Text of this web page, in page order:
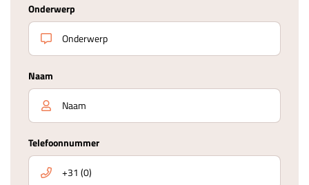
Onderwerp
Naam
Telefoonnummer